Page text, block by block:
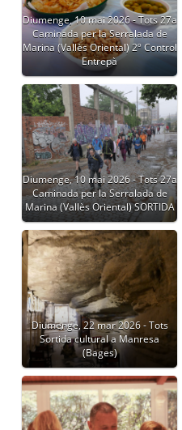
Diumenge, 10 mai 2026 - Tots 27a
Caminada per la Serralada de
Marina (Vallès Oriental) 2º Control
Entrepà
Diumenge, 10 mai 2026 - Tots 27a
Caminada per la Serralada de
Marina (Vallès Oriental) SORTIDA
Diumenge, 22 mar 2026 - Tots
Sortida cultural a Manresa
(Bages)